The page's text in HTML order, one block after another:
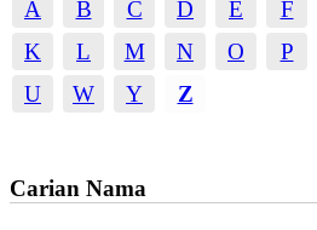
A B C D E F
K
L M N O P
U
W Y Z
Carian Nama